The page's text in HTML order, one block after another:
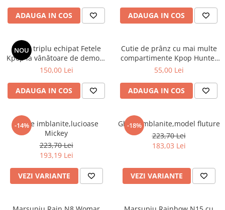
ADAUGA IN COS ADAUGA IN COS
NOU
Penar triplu echipat Fetele
Kpop la vânătoare de demoni
Energy
150,00 Lei
ADAUGA IN COS
Cutie de prânz cu mai multe
compartimente Kpop Hunter
XL
55,00 Lei
ADAUGA IN COS
-14%
Ghete imblanite,lucioase
Mickey
223,70 Lei
193,19 Lei
VEZI VARIANTE
-18%
Ghete imblanite,model fluture
223,70 Lei
183,03 Lei
VEZI VARIANTE